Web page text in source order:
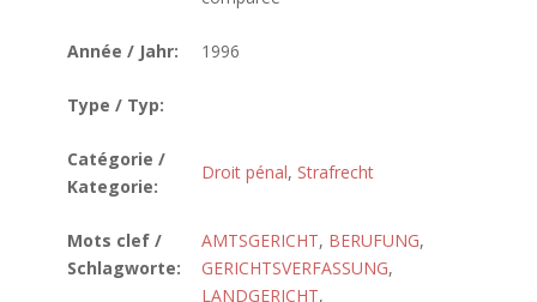
Année / Jahr: 1996
Type / Typ:
Catégorie /
Kategorie:
Droit pénal, Strafrecht
Mots clef /
Schlagworte:
AMTSGERICHT, BERUFUNG,
GERICHTSVERFASSUNG,
LANDGERICHT,